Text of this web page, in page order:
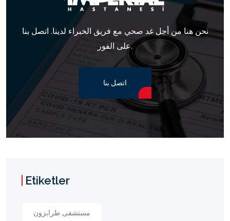
نحن هنا من أجل غد صحي مع فريق الخبراء لدينا. اتصل بنا
على الفور.
اتصل بنا
Etiketler
مستشفى طرابزون